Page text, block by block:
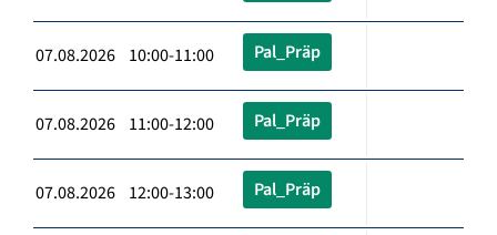
07.08.2026 10:00-11:00 Pal_Präp
07.08.2026 11:00-12:00 Pal_Präp
07.08.2026 12:00-13:00 Pal_Präp